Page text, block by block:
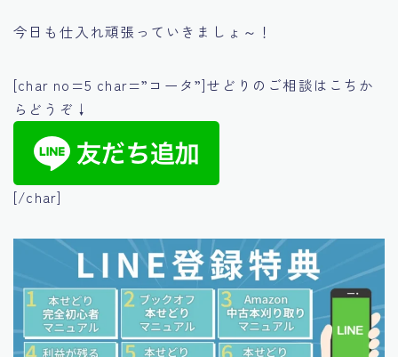
今日も仕入れ頑張っていきましょ～！
[char no=5 char=”コータ”]せどりのご相談はこちか
らどうぞ↓
[/char]